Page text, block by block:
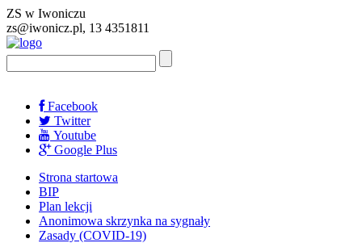
ZS w Iwoniczu
zs@iwonicz.pl, 13 4351811
Facebook
Twitter
Youtube
Google Plus
Strona startowa
BIP
Plan lekcji
Anonimowa skrzynka na sygnały
Zasady (COVID-19)